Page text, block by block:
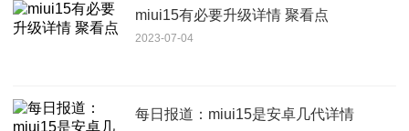
miui15有必要升级详情 聚看点
2023-07-04
每日报道：miui15是安卓几代详情